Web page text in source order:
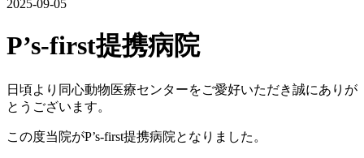
2025-09-05
P’s-first提携病院
日頃より同心動物医療センターをご愛好いただき誠にありが
とうございます。
この度当院がP’s-first提携病院となりました。